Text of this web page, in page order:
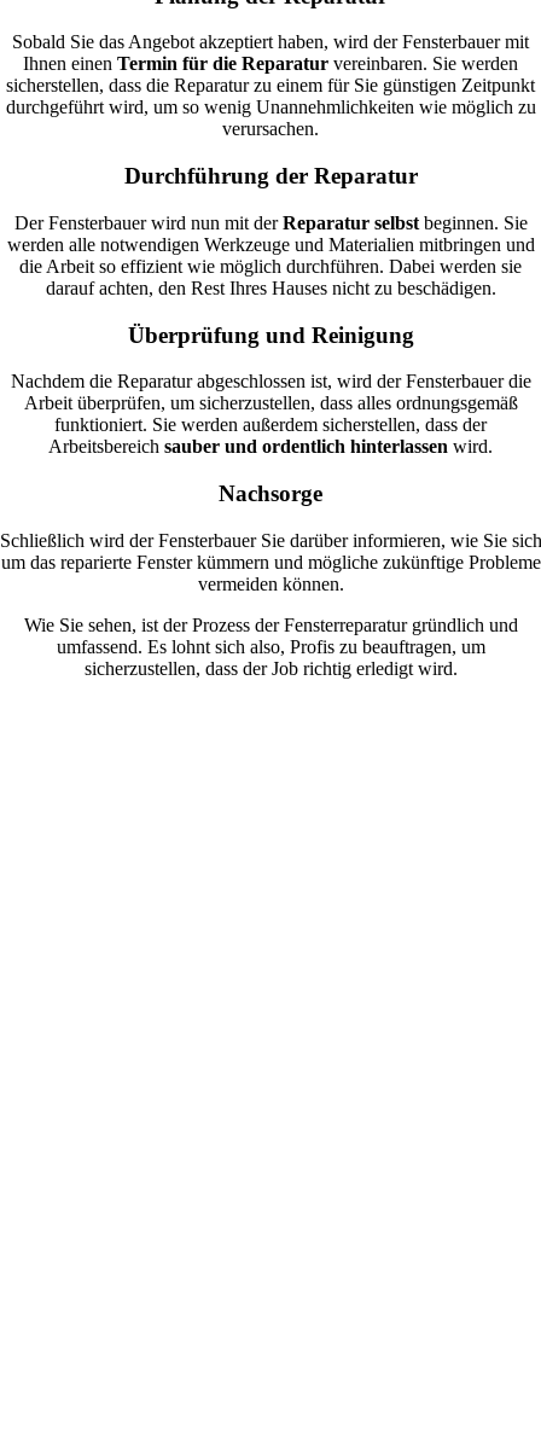
Sobald Sie das Angebot akzeptiert haben, wird der Fensterbauer mit
Ihnen einen Termin für die Reparatur vereinbaren. Sie werden
sicherstellen, dass die Reparatur zu einem für Sie günstigen Zeitpunkt
durchgeführt wird, um so wenig Unannehmlichkeiten wie möglich zu
verursachen.
Durchführung der Reparatur
Der Fensterbauer wird nun mit derReparatur selbstbeginnen. Sie
werden alle notwendigen Werkzeuge und Materialien mitbringen und
die Arbeit so effizient wie möglich durchführen. Dabei werden sie
darauf achten, den Rest Ihres Hauses nicht zu beschädigen.
Überprüfung und Reinigung
Nachdem die Reparatur abgeschlossen ist, wird der Fensterbauer die
Arbeit überprüfen, um sicherzustellen, dass alles ordnungsgemäß
funktioniert. Sie werden außerdem sicherstellen, dass der
Arbeitsbereich sauber und ordentlich hinterlassen wird.
Nachsorge
Schließlich wird der Fensterbauer Sie darüber informieren, wie Sie sich
um das reparierte Fenster kümmern und mögliche zukünftige Probleme
vermeiden können.
Wie Sie sehen, ist der Prozess der Fensterreparatur gründlich und
umfassend. Es lohnt sich also, Profis zu beauftragen, um
sicherzustellen, dass der Job richtig erledigt wird.